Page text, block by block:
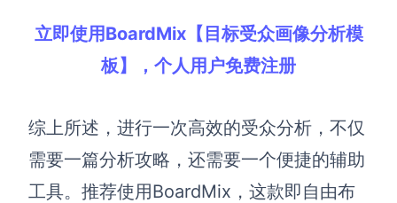
立即使用BoardMix【目标受众画像分析模
板】，个人用户免费注册
综上所述， 进行一次高效的受众分析，不仅
需要一篇分析攻略，还需要一个便捷的辅助
工具。推荐使用BoardMix ， 这款即自由布